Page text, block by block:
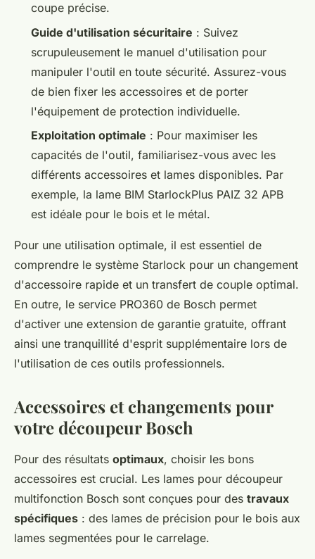
coupe précise.
Guide d'utilisation sécuritaire : Suivez
scrupuleusement le manuel d'utilisation pour
manipuler l'outil en toute sécurité. Assurez-vous
de bien fixer les accessoires et de porter
l'équipement de protection individuelle.
Exploitation optimale : Pour maximiser les
capacités de l'outil, familiarisez-vous avec les
différents accessoires et lames disponibles. Par
exemple, la lame BIM StarlockPlus PAIZ 32 APB
est idéale pour le bois et le métal.
Pour une utilisation optimale, il est essentiel de
comprendre le système Starlock pour un changement
d'accessoire rapide et un transfert de couple optimal.
En outre, le service PRO360 de Bosch permet
d'activer une extension de garantie gratuite, offrant
ainsi une tranquillité d'esprit supplémentaire lors de
l'utilisation de ces outils professionnels.
Accessoires et changements pour
votre découpeur Bosch
Pour des résultats optimaux, choisir les bons
accessoires est crucial. Les lames pour découpeur
multifonction Bosch sont conçues pour des travaux
spécifiques : des lames de précision pour le bois aux
lames segmentées pour le carrelage.